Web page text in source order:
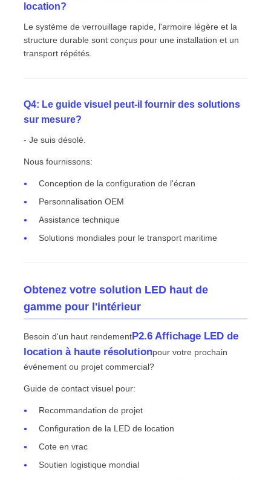
location?
Le système de verrouillage rapide, l'armoire légère et la
structure durable sont conçus pour une installation et un
transport répétés.
Q4: Le guide visuel peut-il fournir des solutions
sur mesure?
- Je suis désolé.
Nous fournissons:
Conception de la configuration de l'écran
Personnalisation OEM
Assistance technique
Solutions mondiales pour le transport maritime
Obtenez votre solution LED haut de
gamme pour l'intérieur
Besoin d'un haut rendementP2.6 Affichage LED de
location à haute résolutionpour votre prochain
événement ou projet commercial?
Guide de contact visuel pour:
Recommandation de projet
Configuration de la LED de location
Cote en vrac
Soutien logistique mondial